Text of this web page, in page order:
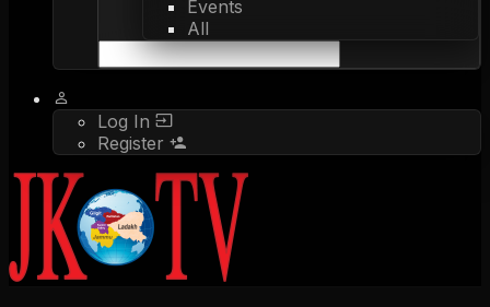
Events
All
Log In
Register